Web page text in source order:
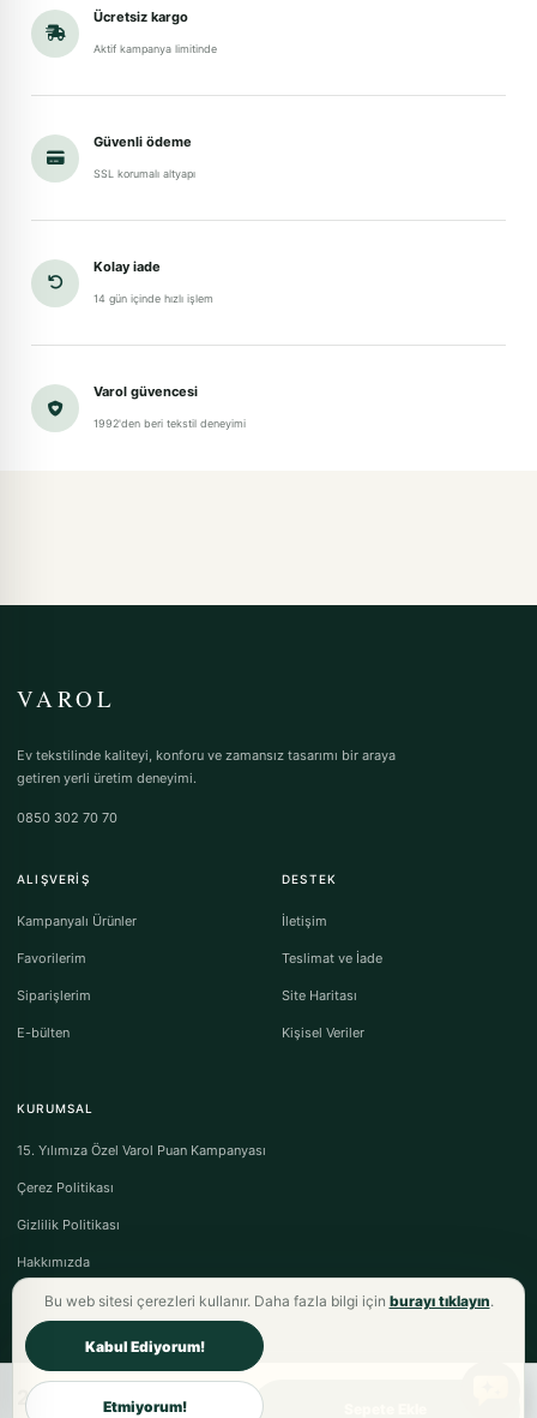
Ücretsiz kargo
Aktif kampanya limitinde
Güvenli ödeme
SSL korumalı altyapı
Kolay iade
14 gün içinde hızlı işlem
Varol güvencesi
1992'den beri tekstil deneyimi
2.997,00TL
VAROL
Ev tekstilinde kaliteyi, konforu ve zamansız tasarımı bir araya
getiren yerli üretim deneyimi.
0850 302 70 70
ALIŞVERIŞ
Kampanyalı Ürünler
Favorilerim
Siparişlerim
E-bülten
DESTEK
İletişim
Teslimat ve İade
Site Haritası
Kişisel Veriler
KURUMSAL
15. Yılımıza Özel Varol Puan Kampanyası
Çerez Politikası
Gizlilik Politikası
Hakkımızda
Varol Tekstil Ev Tekstili © 2026 - Tüm Hakları Saklıdır.
Mesafeli Satış Sözleşmesi·Ön Bilgilendirme Formu
Bu web sitesi çerezleri kullanır. Daha fazla bilgi için burayı tıklayın.
Kabul Ediyorum!
Etmiyorum!